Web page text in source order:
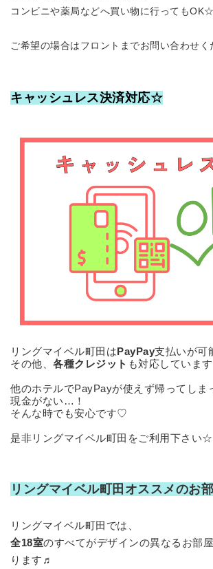
コンビニや薬局などへ買い物に行ってもOK☆
ご希望の場合はフロントまでお問い合わせ
キャッシュレス決済対応☆
リングマイベル町田はPayPay支払いが可
その他、 各種クレジット も対応していま
他のホテルでPayPayが使えず帰ってし
現金がない…！
そんな時でも安心です♡
是非リングマイベル町田をご利用下さい☆
リングマイベル町田オススメのお
リングマイベル町田では、
全18室のすべてがデザインの異なるお部
ります♬